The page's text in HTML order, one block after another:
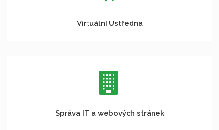
Virtuální Ústředna
Správa IT a webových stránek